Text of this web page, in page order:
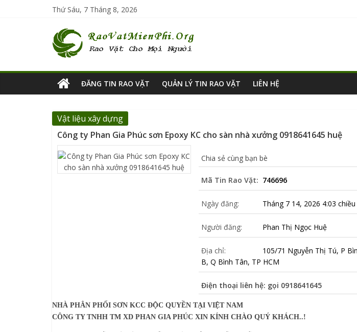
Thứ Sáu, 7 Tháng 8, 2026
ĐĂNG TIN RAO VẶT QUẢN LÝ TIN RAO VẶT LIÊN HỆ
Vật liệu xây dựng
Công ty Phan Gia Phúc sơn Epoxy KC cho sàn nhà xưởng 0918641645 huệ
Chia sẻ cùng bạn bè
Mã Tin Rao Vặt: 746696
Ngày đăng: Tháng 7 14, 2026 4:03 chiều
Người đăng: Phan Thị Ngọc Huệ
Địa chỉ:
105/71 Nguyễn Thị Tú, P
B, Q Bình Tân, TP HCM
Điện thoại liên hệ: gọi 0918641645
NHÀ PHÂN PHỐI SƠN KCC ĐỘC QUYỀN TẠI VIỆT NAM
CÔNG TY TNHH TM XD PHAN GIA PHÚC XIN KÍNH CHÀO QUÝ KHÁCH..!